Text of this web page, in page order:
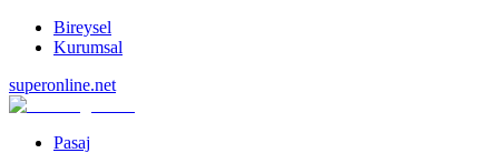
Bireysel
Kurumsal
superonline.net
Pasaj